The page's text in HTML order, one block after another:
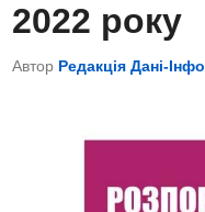
n
2022 року
Автор Редакція Дані-Інфо